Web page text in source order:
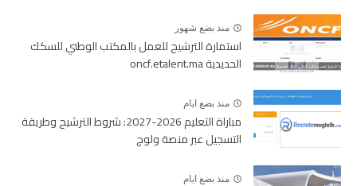
منذ بضع شهور
استمارة الترشيح للعمل بالمكتب الوطني للسكك
الحديدية oncf.etalent.ma
منذ بضع ايام
مباراة التعليم 2026-2027: شروط الترشيح وطريقة
التسجيل عبر منصة ولوج
منذ بضع ايام